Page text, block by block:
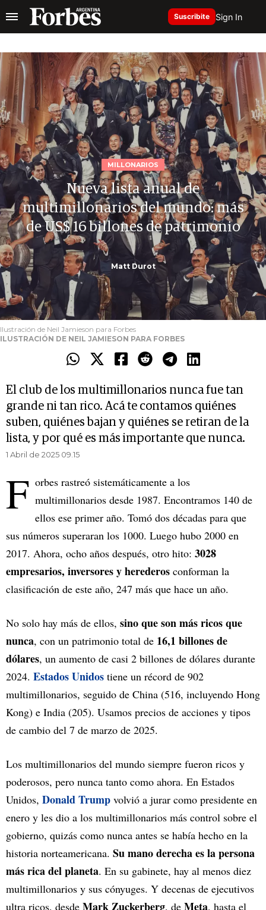
Suscribite Sign In
MILLONARIOS
Nueva lista anual de
multimillonarios del mundo: más
de US$ 16 billones de patrimonio
Matt Durot
Ilustración de Neil Jamieson para Forbes
ILUSTRACIÓN DE NEIL JAMIESON PARA FORBES
El club de los multimillonarios nunca fue tan
grande ni tan rico. Acá te contamos quiénes
suben, quiénes bajan y quiénes se retiran de la
lista, y por qué es más importante que nunca.
1 Abril de 2025 09.15
F orbes rastreó sistemáticamente a los
multimillonarios desde 1987. Encontramos 140 de
ellos ese primer año. Tomó dos décadas para que
sus números superaran los 1000. Luego hubo 2000 en
2017. Ahora, ocho años después, otro hito: 3028
empresarios, inversores y herederos conforman la
clasificación de este año, 247 más que hace un año.
No solo hay más de ellos, sino que son más ricos que
nunca, con un patrimonio total de 16,1 billones de
dólares, un aumento de casi 2 billones de dólares durante
2024. Estados Unidos tiene un récord de 902
multimillonarios, seguido de China (516, incluyendo Hong
Kong) e India (205). Usamos precios de acciones y tipos
de cambio del 7 de marzo de 2025.
Los multimillonarios del mundo siempre fueron ricos y
poderosos, pero nunca tanto como ahora. En Estados
Unidos, Donald Trump volvió a jurar como presidente en
enero y les dio a los multimillonarios más control sobre el
gobierno, quizás como nunca antes se había hecho en la
historia norteamericana. Su mano derecha es la persona
más rica del planeta. En su gabinete, hay al menos diez
multimillonarios y sus cónyuges. Y decenas de ejecutivos
ultra ricos, desde Mark Zuckerberg, de Meta, hasta el